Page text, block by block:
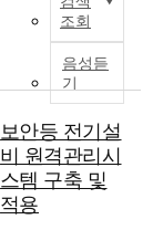
조회
음성듣
기
공
보안등 전기설
비 원격관리시
스템 구축 및
적용